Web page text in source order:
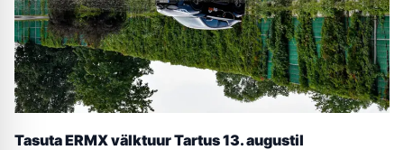
Tasuta ERMX välktuur Tartus 13. augustil